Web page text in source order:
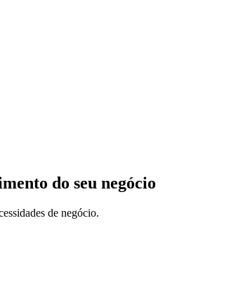
do seu negócio
de negócio.